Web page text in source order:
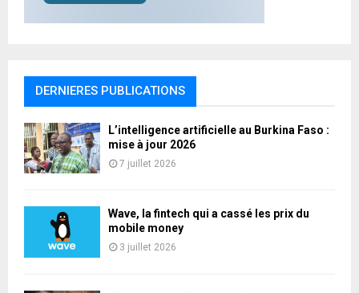
DERNIERES PUBLICATIONS
L’intelligence artificielle au Burkina Faso :
mise à jour 2026
7 juillet 2026
Wave, la fintech qui a cassé les prix du
mobile money
3 juillet 2026